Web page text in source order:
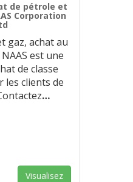
de pétrole et
Corporation
gaz, achat au
est une
de classe
les clients de
…
Visualisez